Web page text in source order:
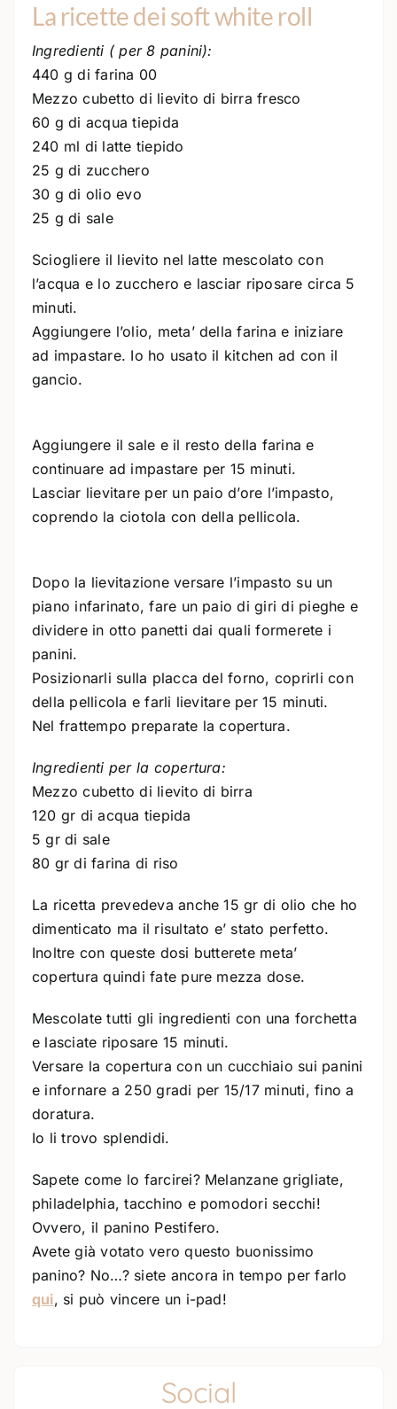
La ricette dei soft white roll
Ingredienti ( per 8 panini):
440 g di farina 00
Mezzo cubetto di lievito di birra fresco
60 g di acqua tiepida
240 ml di latte tiepido
25 g di zucchero
30 g di olio evo
25 g di sale
Sciogliere il lievito nel latte mescolato con
l’acqua e lo zucchero e lasciar riposare circa 5
minuti.
Aggiungere l’olio, meta’ della farina e iniziare
ad impastare. Io ho usato il kitchen ad con il
gancio.
Aggiungere il sale e il resto della farina e
continuare ad impastare per 15 minuti.
Lasciar lievitare per un paio d’ore l’impasto,
coprendo la ciotola con della pellicola.
Dopo la lievitazione versare l’impasto su un
piano infarinato, fare un paio di giri di pieghe e
dividere in otto panetti dai quali formerete i
panini.
Posizionarli sulla placca del forno, coprirli con
della pellicola e farli lievitare per 15 minuti.
Nel frattempo preparate la copertura.
Ingredienti per la copertura:
Mezzo cubetto di lievito di birra
120 gr di acqua tiepida
5 gr di sale
80 gr di farina di riso
La ricetta prevedeva anche 15 gr di olio che ho
dimenticato ma il risultato e’ stato perfetto.
Inoltre con queste dosi butterete meta’
copertura quindi fate pure mezza dose.
Mescolate tutti gli ingredienti con una forchetta
e lasciate riposare 15 minuti.
Versare la copertura con un cucchiaio sui panini
e infornare a 250 gradi per 15/17 minuti, fino a
doratura.
Io li trovo splendidi.
Sapete come lo farcirei? Melanzane grigliate,
philadelphia, tacchino e pomodori secchi!
Ovvero, il panino Pestifero.
Avete già votato vero questo buonissimo
panino? No…? siete ancora in tempo per farlo
qui, si può vincere un i-pad!
Social